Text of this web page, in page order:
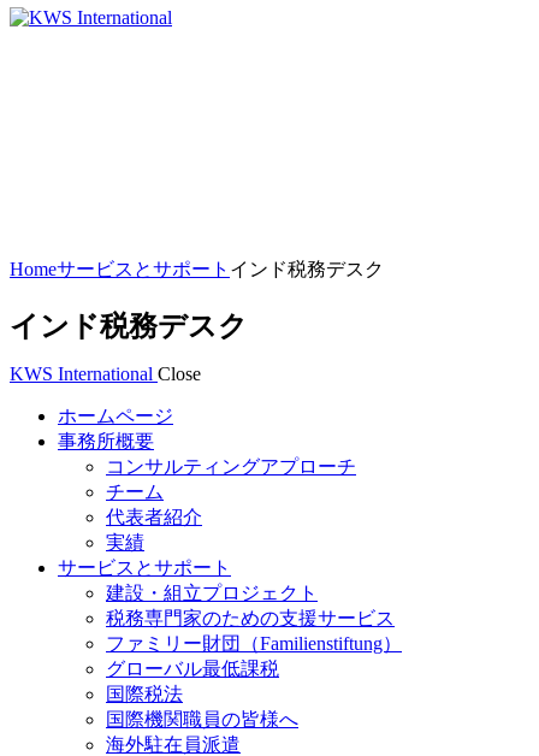
Homeサービスとサポート インド税務デスク
インド税務デスク
KWS International Close
ホームページ
事務所概要
コンサルティングアプローチ
チーム
代表者紹介
実績
サービスとサポート
建設・組立プロジェクト
税務専門家のための支援サービス
ファミリー財団（Familienstiftung）
グローバル最低課税
国際税法
国際機関職員の皆様へ
海外駐在員派遣